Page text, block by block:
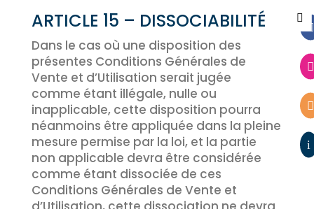




i
ARTICLE 15 – DISSOCIABILITÉ
Dans le cas où une disposition des
présentes Conditions Générales de
Vente et d’Utilisation serait jugée
comme étant illégale, nulle ou
inapplicable, cette disposition pourra
néanmoins être appliquée dans la pleine
mesure permise par la loi, et la partie
non applicable devra être considérée
comme étant dissociée de ces
Conditions Générales de Vente et